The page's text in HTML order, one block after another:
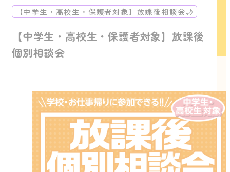
【中学生・高校生・保護者対象】放課後
個別相談会
【中学生・高校生・保護者対象】放課後相談会🌙